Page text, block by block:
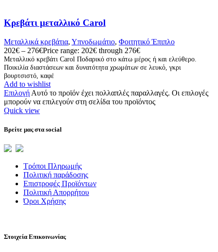
Κρεβάτι μεταλλικό Carol
Mεταλλικά κρεβάτια, Υπνοδωμάτιο, Φοιτητικό Έπιπλο
202€ – 276€Price range: 202€ through 276€
Μεταλλικό κρεβάτι Carol Ποδαρικό στο κάτω μέρος ή και ελεύθερο.
Ποικιλία διαστάσεων και δυνατότητα χρωμάτων σε λευκὀ, γκρι
βουρτσιστό, καφέ
Add to wishlist
Επιλογή Αυτό το προϊόν έχει πολλαπλές παραλλαγές. Οι επιλογές
μπορούν να επιλεγούν στη σελίδα του προϊόντος
Quick view
Βρείτε μας στα social
Τρόποι Πληρωμής
Πολιτική παράδοσης
Επιστροφές Προϊόντων
Πολιτική Απορρήτου
Όροι Χρήσης
Στοιχεία Επικοινωνίας